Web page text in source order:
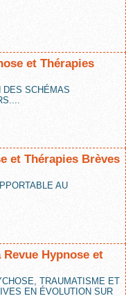
et Thérapies
DES SCHÉMAS
et Thérapies Brèves
AU
Hypnose et
TRAUMATISME ET
EN ÉVOLUTION SUR